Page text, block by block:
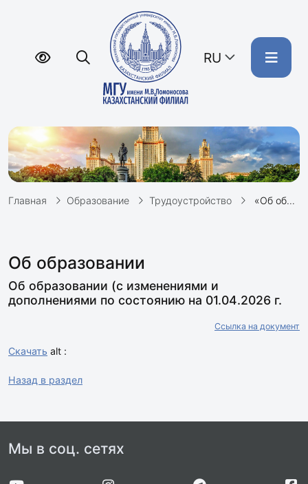
RU
Главная Образование Трудоустройство «Об образовании». Закон Республики Казахстан от 27 июля 2007 года № 319-III
Об образовании
Об образовании (с изменениями и
дополнениями по состоянию на 01.04.2026 г.
Ссылка на документ
Скачать alt :
Назад в раздел
Мы в соц. сетях